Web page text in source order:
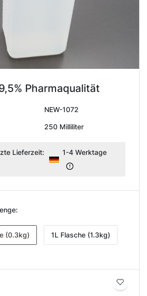
Pharmaqualität
NEW-1072
250 Milliliter
Lieferzeit: 1-4 Werktage
(0.3kg) 1L Flasche (1.3kg)